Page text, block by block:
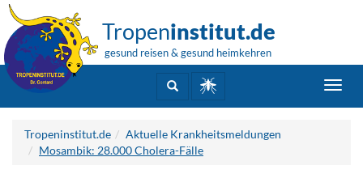
Tropeninstitut.de
gesund reisen & gesund heimkehren
Tropeninstitut.de
Aktuelle Krankheitsmeldungen
Mosambik: 28.000 Cholera-Fälle